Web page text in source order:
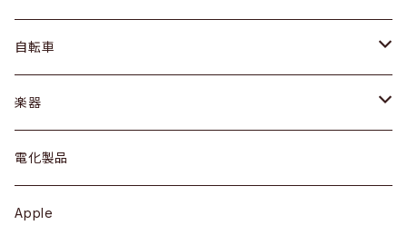
ドレッサー
シェルフ
キュリオケース / 飾り棚
カップボード / 食器棚
アウター
トップス
ワンピース
ボトムス
プレート / ボウル
カトラリー
ケトル / ティーポット
鍋 / フライパン
自転車
dahon
楽器
ギター
ベース
電化製品
Apple